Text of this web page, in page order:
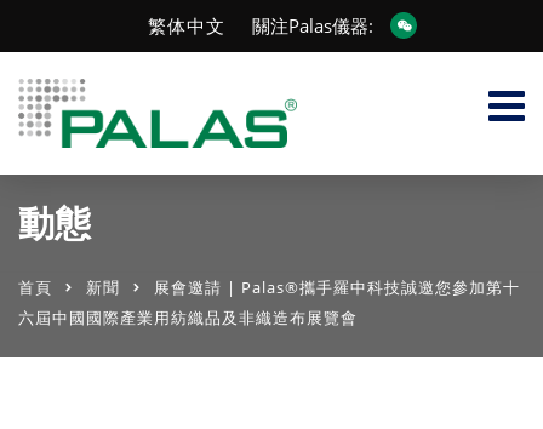
繁体中文 關注Palas儀器:
動態
首頁 新聞
展會邀請 | Palas®攜手羅中科技誠邀您參加第十
六屆中國國際產業用紡織品及非織造布展覽會